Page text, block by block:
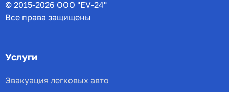
© 2015-2026 ООО "EV-24"
Все права защищены
Услуги
Эвакуация легковых авто